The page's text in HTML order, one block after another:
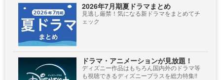
2026年7月期夏ドラマまとめ
見逃し厳禁！気になる新ドラマをまとめてチ
ェック
ドラマ・アニメーションが見放題！
ディズニー作品はもちろん国内外のドラマ等
も視聴できるディズニープラスを総力特集!!